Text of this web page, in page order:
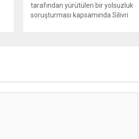
tarafından yürütülen bir yolsuzluk
soruşturması kapsamında Silivri
kararı uygulandı. Emniyet güçlerinin